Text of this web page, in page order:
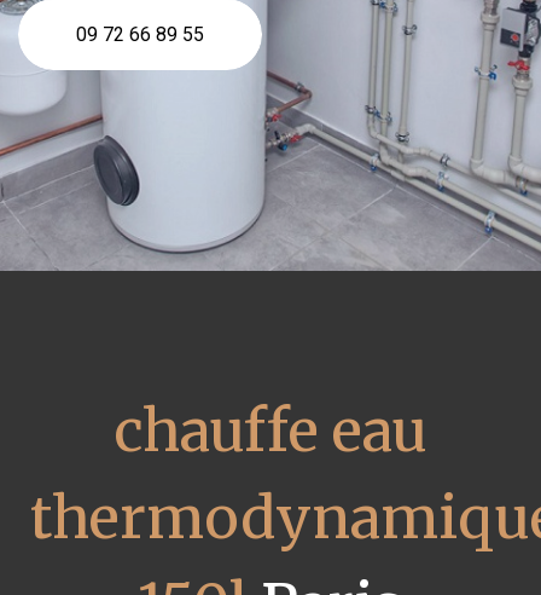
09 72 66 89 55
chauffe eau